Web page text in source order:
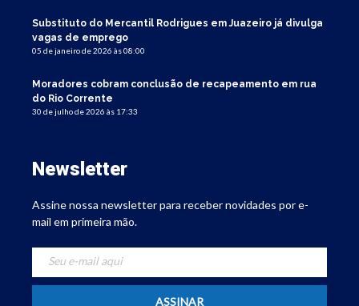
Substituto do Mercantil Rodrigues em Juazeiro já divulga
vagas de emprego
05 de janeiro de 2026 às 08:00
Moradores cobram conclusão de recapeamento em rua
do Rio Corrente
30 de julho de 2026 às 17:33
Newsletter
Assine nossa newsletter para receber novidades por e-
mail em primeira mão.